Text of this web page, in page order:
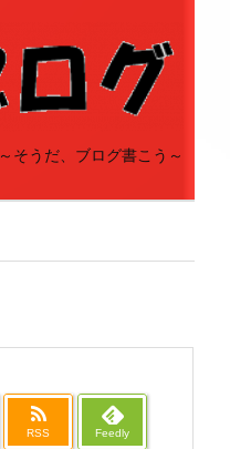
～そうだ、ブログ書こう～
RSS Feedly